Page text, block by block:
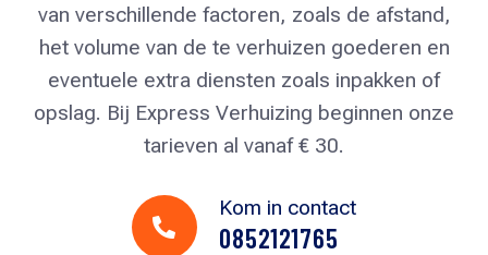
van verschillende factoren, zoals de afstand,
het volume van de te verhuizen goederen en
eventuele extra diensten zoals inpakken of
opslag. Bij Express Verhuizing beginnen onze
tarieven al vanaf € 30.

Kom in contact
0852121765